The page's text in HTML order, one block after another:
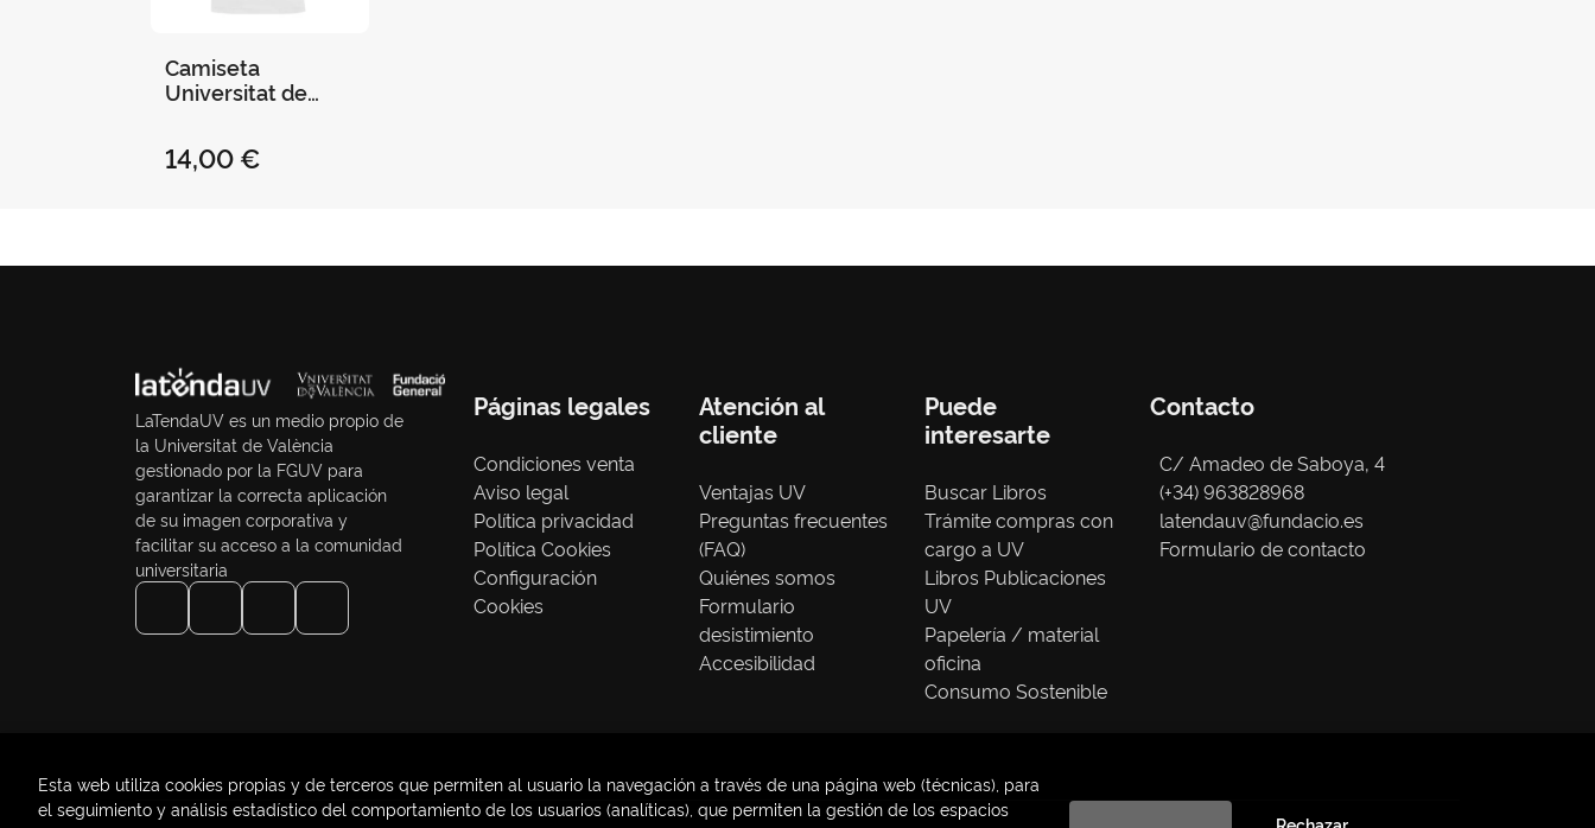
Camiseta
Universitat de
14,00 €
LaTendaUV es un medio propio de
la Universitat de València
gestionado por la FGUV para
garantizar la correcta aplicación
de su imagen corporativa y
facilitar su acceso a la comunidad
universitaria
Páginas legales
Condiciones venta
Aviso legal
Política privacidad
Política Cookies
Configuración
Cookies
Atención al
cliente
Ventajas UV
Preguntas frecuentes
(FAQ)
Quiénes somos
Formulario
desistimiento
Accesibilidad
Puede
interesarte
Buscar Libros
Trámite compras con
cargo a UV
Libros Publicaciones
UV
Papelería / material
oficina
Consumo Sostenible
Contacto
C/ Amadeo de Saboya, 4
(+34) 963828968
latendauv@fundacio.es
Formulario de contacto
Esta web utiliza cookies propias y de terceros que permiten al usuario la navegación a través de una página web (técnicas), para
el seguimiento y análisis estadístico del comportamiento de los usuarios (analíticas), que permiten la gestión de los espacios